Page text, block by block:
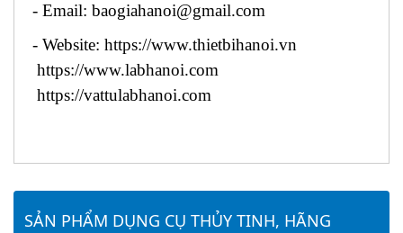
- Email: baogiahanoi@gmail.com
- Website: https://www.thietbihanoi.vn
https://www.labhanoi.com
https://vattulabhanoi.com
SẢN PHẨM DỤNG CỤ THỦY TINH, HÃNG